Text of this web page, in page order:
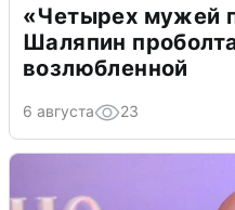
«Четырех мужей
Шаляпин
возлюбленной
6 августа 23